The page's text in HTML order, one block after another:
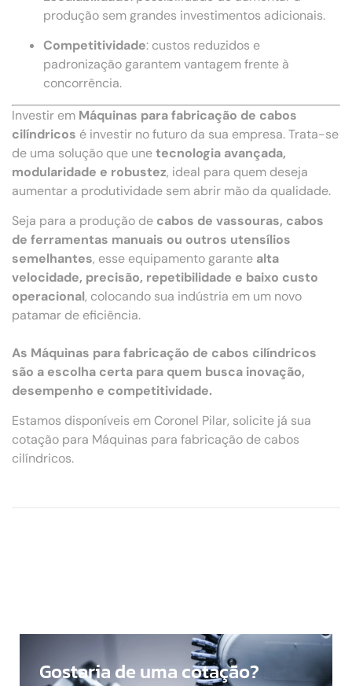
produção sem grandes investimentos adicionais.
Competitividade: custos reduzidos e
padronização garantem vantagem frente à
concorrência.
Investir em Máquinas para fabricação de cabos
cilíndricos é investir no futuro da sua empresa. Trata-se
de uma solução que unetecnologia avançada,
modularidade e robustez, ideal para quem deseja
aumentar a produtividade sem abrir mão da qualidade.
Seja para a produção de cabos de vassouras, cabos
de ferramentas manuais ou outros utensílios
semelhantes, esse equipamento garante alta
velocidade, precisão, repetibilidade e baixo custo
operacional, colocando sua indústria em um novo
patamar de eficiência.
As Máquinas para fabricação de cabos cilíndricos
são a escolha certa para quem busca inovação,
desempenho e competitividade.
Estamos disponíveis em Coronel Pilar, solicite já sua
cotação para Máquinas para fabricação de cabos
cilíndricos.
Gostaria de uma cotação?